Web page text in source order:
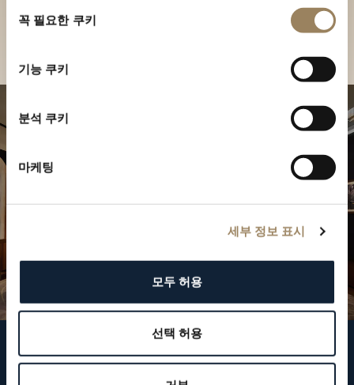
꼭 필요한 쿠키
기능 쿠키
분석 쿠키
마케팅
세부 정보 표시
모두 허용
선택 허용
브레게 팔로우하기